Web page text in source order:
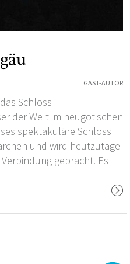
GAST-AUTOR
dasSchloss
der Welt im neugotischen
spektakuläre Schloss
und wird heutzutage
gebracht. Es